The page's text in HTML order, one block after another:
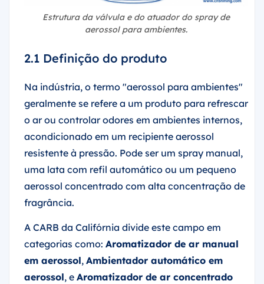
Estrutura da válvula e do atuador do spray de
aerossol para ambientes.
2.1 Definição do produto
Na indústria, o termo "aerossol para ambientes"
geralmente se refere a um produto para refrescar
o ar ou controlar odores em ambientes internos,
acondicionado em um recipiente aerossol
resistente à pressão. Pode ser um spray manual,
uma lata com refil automático ou um pequeno
aerossol concentrado com alta concentração de
fragrância.
A CARB da Califórnia divide este campo em
categorias como: Aromatizador de ar manual
em aerossol, Ambientador automático em
aerossol, e Aromatizador de ar concentrado